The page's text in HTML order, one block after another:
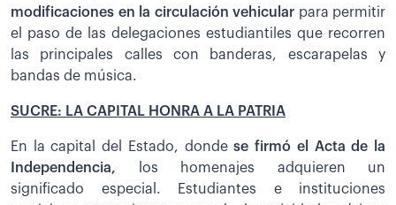
modificaciones en la circulación vehicular para permitir
el paso de las delegaciones estudiantiles que recorren
las principales calles con banderas, escarapelas y
bandas de música.
SUCRE: LA CAPITAL HONRA A LA PATRIA
En la capital del Estado, dondese firmó el Acta de la
Independencia, los homenajes adquieren un
significado especial. Estudiantes e instituciones